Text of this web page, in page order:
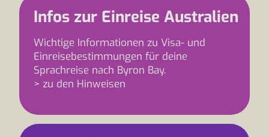
Infos zur Einreise Australien
Wichtige Informationen zu Visa- und
Einreisebestimmungen für deine
Sprachreise nach Byron Bay.
> zu den Hinweisen